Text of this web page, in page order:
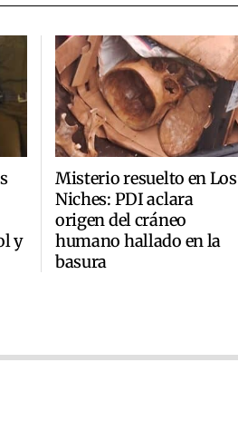
y
Misterio resuelto en Los
Niches: PDI aclara
origen del cráneo
humano hallado en la
basura